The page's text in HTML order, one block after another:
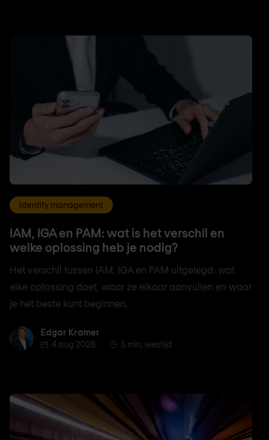
Identity management
IAM, IGA en PAM: wat is het verschil en
welke oplossing heb je nodig?
Het verschil tussen IAM, IGA en PAM uitgelegd: wat
elke oplossing doet, waar ze elkaar aanvullen en waar
je het beste kunt beginnen.
Edgar KramerEdgar Kramer
4 aug 2026
5 min. leestijd